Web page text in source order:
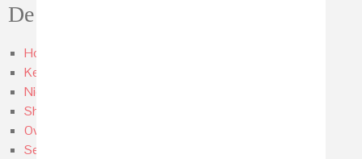
De keuken die u zoekt
Home
Keukens
Nieuwbouw keukens
Showroom
Over ons
Service